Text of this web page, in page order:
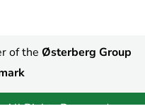
of the Østerberg Group
Rights Reserved.